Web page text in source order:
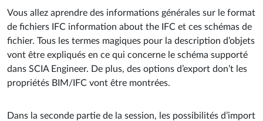
Vous allez aprendre des informations générales sur le format
de fichiers IFC information about the IFC et ces schémas de
fichier. Tous les termes magiques pour la description d’objets
vont être expliqués en ce qui concerne le schéma supporté
dans SCIA Engineer. De plus, des options d’export don’t les
propriétés BIM/IFC vont être montrées.
Dans la seconde partie de la session, les possibilités d’import